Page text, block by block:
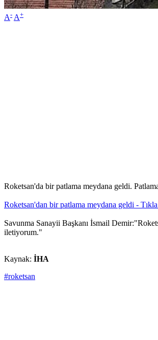
A- A+
Roketsan'da bir patlama meydana geldi.
Roketsan'dan bir patlama meydana geldi -
Savunma Sanayii Başkanı İsmail
iletiyorum."
Kaynak: İHA
#roketsan